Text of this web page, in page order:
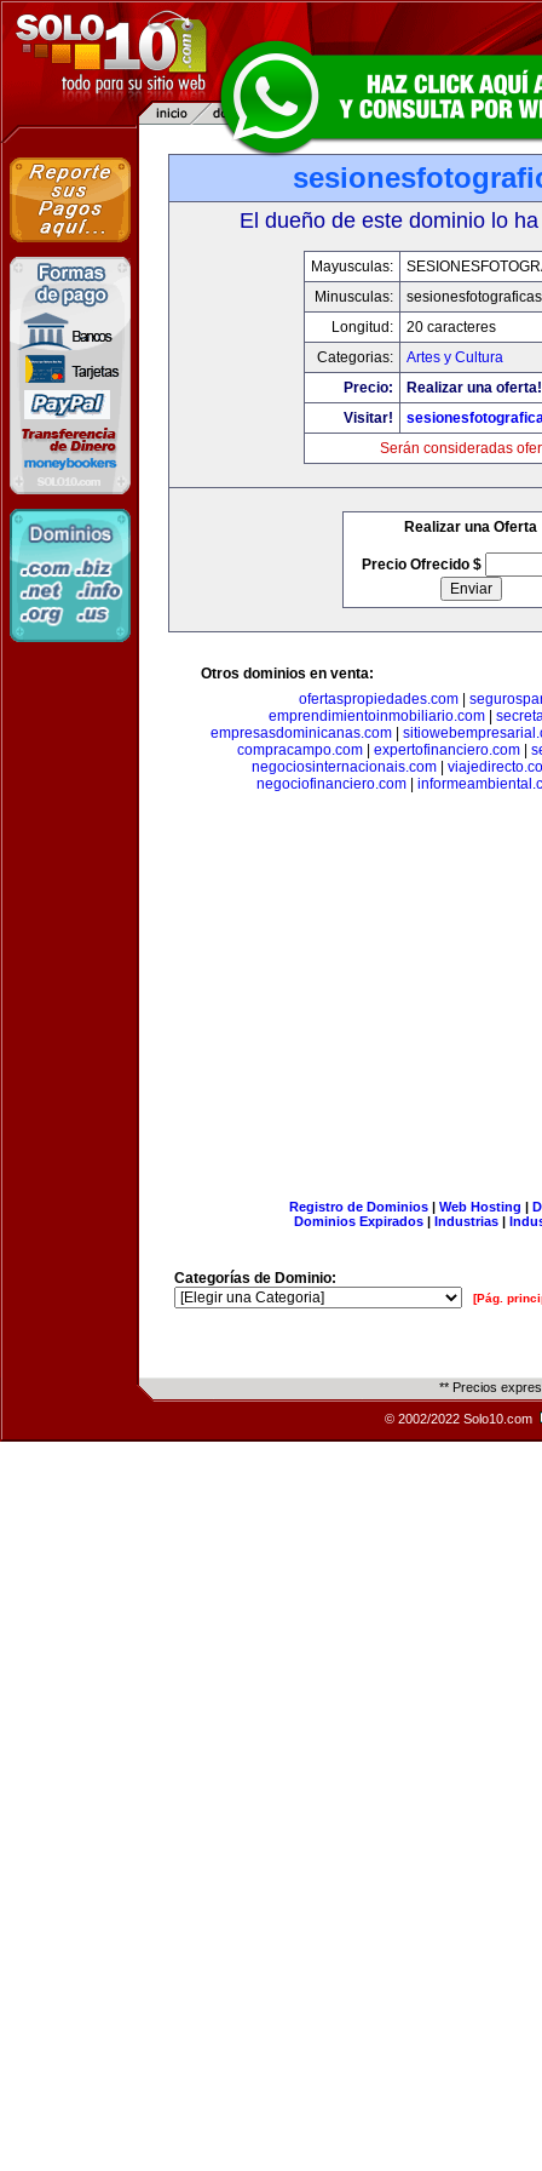
El dueño de este dominio lo
Mayusculas:
Minusculas:
Longitud:
20 caracteres
Categorias:
Artes y Cultura
Precio:
Realizar una oferta!
Visitar!
Serán consideradas
Realizar una Oferta
Precio Ofrecido $
Otros dominios en venta:
ofertaspropiedades.com|
emprendimientoinmobiliario.com|
empresasdominicanas.com|
compracampo.com| expertofinanciero.com|
negociosinternacionais.com
negociofinanciero.com
Registro de Dominios| Web Hosting |
Dominios Expirados | Industrias |
Categorías de Dominio:
[Pág.
** Precios
© 2002/2022 Solo10.com